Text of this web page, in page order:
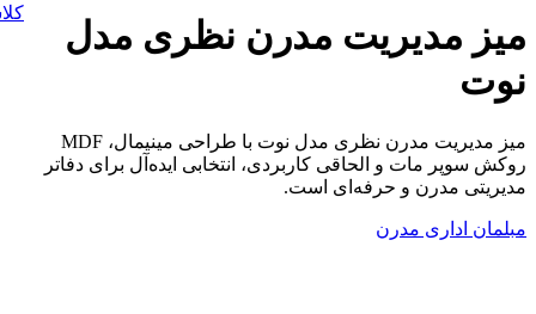
میز مدیریت مدرن نظری مدل
نوت
میز مدیریت مدرن نظری مدل نوت با طراحی مینیمال، MDF
روکش سوپر مات و الحاقی کاربردی، انتخابی ایده‌آل برای دفاتر
مدیریتی مدرن و حرفه‌ای است.
مبلمان اداری مدرن